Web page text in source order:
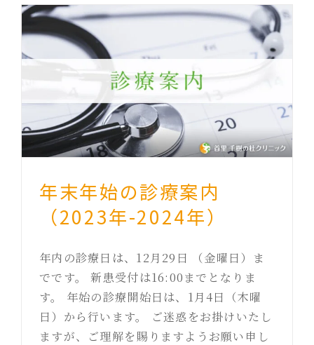
年末年始の診療案内
（2023年-2024年）
年内の診療日は、12月29日 （金曜日）ま
でです。 新患受付は16:00までとなりま
す。 年始の診療開始日は、1月4日（木曜
日）から行います。 ご迷惑をお掛けいたし
ますが、ご理解を賜りますようお願い申し